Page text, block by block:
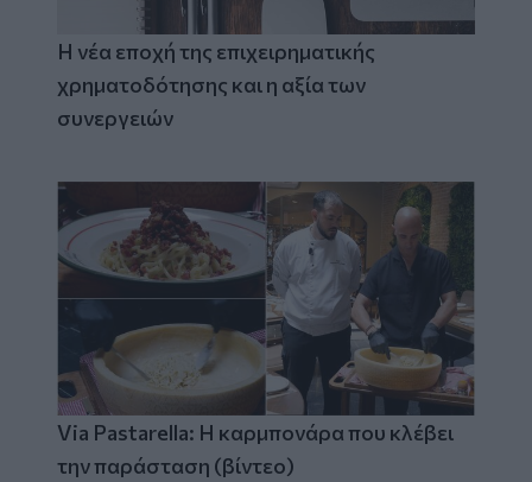
Η νέα εποχή της επιχειρηματικής
χρηματοδότησης και η αξία των
συνεργειών
Via Pastarella: Η καρμπονάρα που κλέβει
την παράσταση (βίντεο)